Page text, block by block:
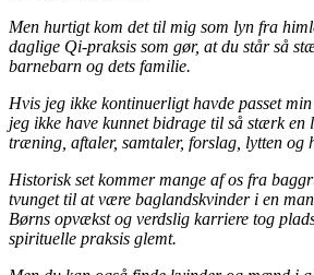
Men hurtigt kom det til mig som lyn fra
daglige Qi-praksis som gør, at du står så
barnebarn og dets familie.
Hvis jeg ikke kontinuerligt havde passet
jeg ikke have kunnet bidrage til så stærk en
træning, aftaler, samtaler, forslag, lytten og
Historisk set kommer mange af os fra
tvunget til at være baglandskvinder i en
Børns opvækst og verdslig karriere tog
spirituelle praksis glemt.